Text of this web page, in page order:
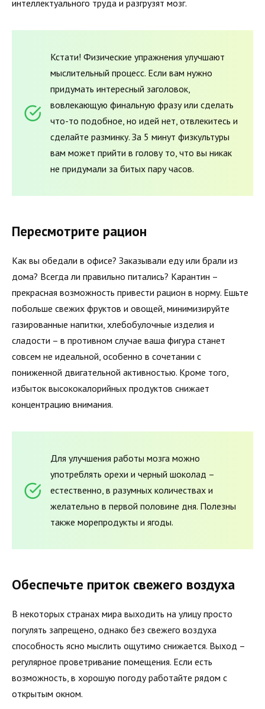
интеллектуального труда и разгрузят мозг.
Кстати! Физические упражнения улучшают
мыслительный процесс. Если вам нужно
придумать интересный заголовок,
вовлекающую финальную фразу или сделать
что-то подобное, но идей нет, отвлекитесь и
сделайте разминку. За 5 минут физкультуры
вам может прийти в голову то, что вы никак
не придумали за битых пару часов.
Пересмотрите рацион
Как вы обедали в офисе? Заказывали еду или брали из
дома? Всегда ли правильно питались? Карантин –
прекрасная возможность привести рацион в норму. Ешьте
побольше свежих фруктов и овощей, минимизируйте
газированные напитки, хлебобулочные изделия и
сладости – в противном случае ваша фигура станет
совсем не идеальной, особенно в сочетании с
пониженной двигательной активностью. Кроме того,
избыток высококалорийных продуктов снижает
концентрацию внимания.
Для улучшения работы мозга можно
употреблять орехи и черный шоколад –
естественно, в разумных количествах и
желательно в первой половине дня. Полезны
также морепродукты и ягоды.
Обеспечьте приток свежего воздуха
В некоторых странах мира выходить на улицу просто
погулять запрещено, однако без свежего воздуха
способность ясно мыслить ощутимо снижается. Выход –
регулярное проветривание помещения. Если есть
возможность, в хорошую погоду работайте рядом с
открытым окном.